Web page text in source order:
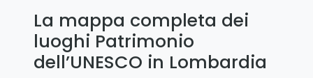
La mappa completa dei
luoghi Patrimonio
dell’UNESCO in Lombardia